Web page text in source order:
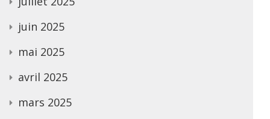
juin 2025
mai 2025
avril 2025
mars 2025